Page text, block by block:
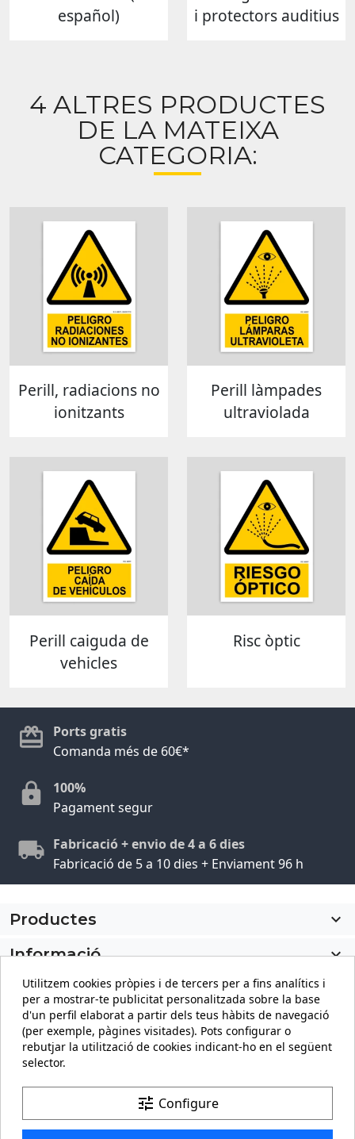
español)
i protectors auditius
4 ALTRES PRODUCTES
DE LA MATEIXA
CATEGORIA:
Perill, radiacions no
ionitzants
Perill làmpades
ultraviolada
Perill caiguda de
vehicles
Risc òptic
Ports gratis
Comanda més de 60€*
100%
Pagament segur
Fabricació + envio de 4 a 6 dies
Fabricació de 5 a 10 dies + Enviament 96 h
Productes

Informació

El meu compte
Informació sobre la botiga
keyboard_arrow_down
Utilitzem cookies pròpies i de tercers per a fins analítics i
per a mostrar-te publicitat personalitzada sobre la base
d'un perfil elaborat a partir dels teus hàbits de navegació
(per exemple, pàgines visitades). Pots configurar o
rebutjar la utilització de cookies indicant-ho en el següent
selector.
tune Configure